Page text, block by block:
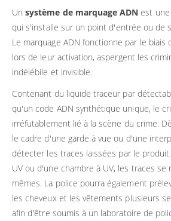
Unsystème de marquage ADN est
qui s'installe sur un point d'entrée ou de
Le marquage ADN fonctionne par le biais
lors de leur activation, aspergent les
indélébile et invisible.
Contenant du liquide traceur par
qu'un code ADN synthétique unique, le
irréfutablement lié à la scène du crime.
le cadre d'une garde à vue ou d'une
détecter les traces laissées par le
UV ou d'une chambre à UV, les traces se
mêmes. La police pourra également
les cheveux et les vêtements plusieurs
afin d'être soumis à un laboratoire de